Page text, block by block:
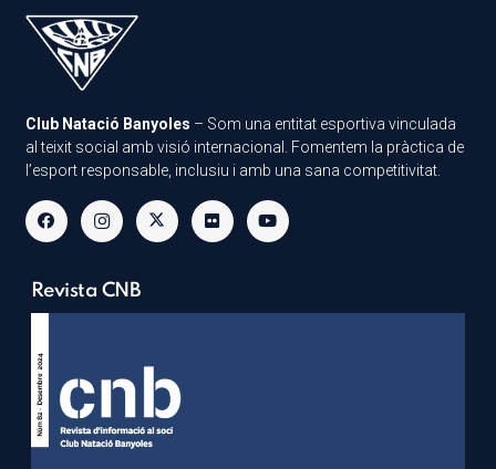
Club Natació Banyoles – Som una entitat esportiva vinculada
al teixit social amb visió internacional. Fomentem la pràctica de
l’esport responsable, inclusiu i amb una sana competitivitat.
Revista CNB